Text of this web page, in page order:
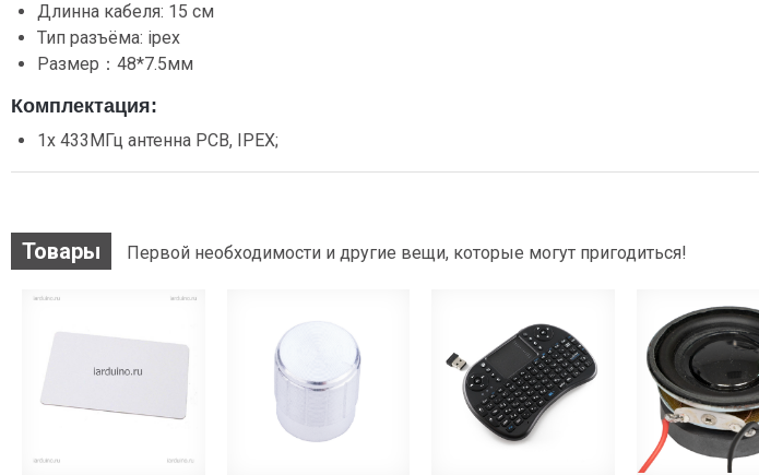
Длинна кабеля: 15 см
Тип разъёма: ipex
Размер：48*7.5мм
Комплектация:
1x 433МГц антенна PCB, IPEX;
Товары Первой необходимости и другие вещи, которые могут пригодиться!